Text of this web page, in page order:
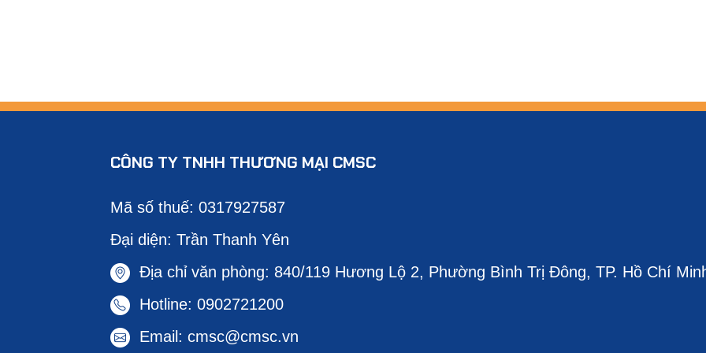
CÔNG TY TNHH THƯƠNG MẠI CMSC
Mã số thuế: 0317927587
Đại diện: Trần Thanh Yên
Địa chỉ văn phòng: 840/119 Hương Lộ 2, Phường Bình Trị Đông, TP. Hồ Chí
Hotline: 0902721200
Email:cmsc@cmsc.vn